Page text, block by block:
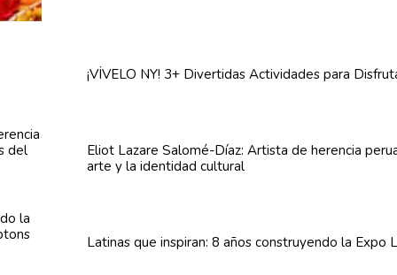
¡VÍVELO NY! 3+ Divertidas Actividadespara
Eliot Lazare Salomé-Díaz: Artista de herencia
arte y la identidad cultural
Latinas que inspiran: 8 años construyendo la Expo